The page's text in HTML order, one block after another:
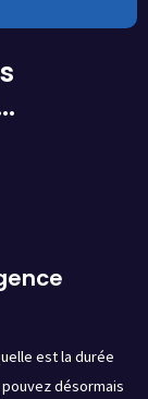
est la durée
désormais